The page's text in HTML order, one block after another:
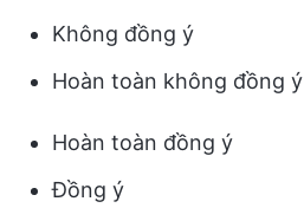
Không đồng ý
Hoàn toàn không đồng ý
Hoàn toàn đồng ý
Đồng ý